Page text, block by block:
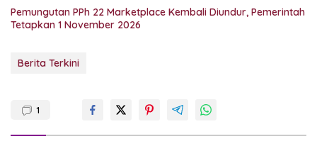
Pemungutan PPh 22 Marketplace Kembali Diundur, Pemerintah
Tetapkan 1 November 2026
Berita Terkini
1